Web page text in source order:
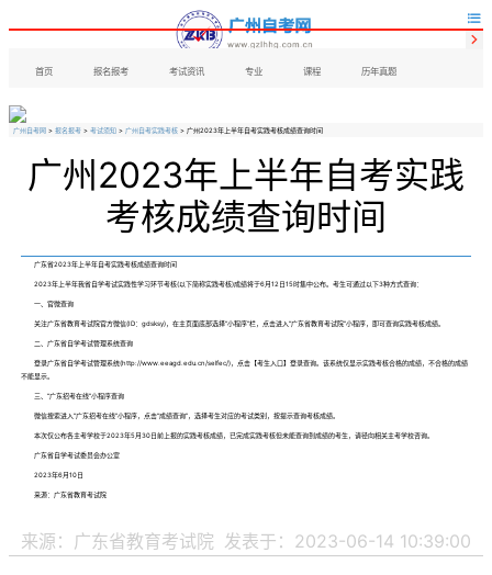

首页 报名报考 考试资讯 专业 课程 历年真题

广州自考网 > 报名报考 > 考试须知 > 广州自考实践考核 > 广州2023年上半年自考实践考核成绩查询时间
广州2023年上半年自考实践
考核成绩查询时间
广东省2023年上半年自考实践考核成绩查询时间
2023年上半年我省自学考试实践性学习环节考核(以下简称实践考核)成绩将于6月12日15时集中公布。考生可通过以下3种方式查询：
一、官微查询
关注广东省教育考试院官方微信(ID：gdsksy)，在主页面底部选择“小程序”栏，点击进入“广东省教育考试院”小程序，即可查询实践考核成绩。
二、广东省自学考试管理系统查询
登录广东省自学考试管理系统(http://www.eeagd.edu.cn/selfec/)，点击【考生入口】登录查询。该系统仅显示实践考核合格的成绩，不合格的成绩
不能显示。
三、“广东招考在线”小程序查询
微信搜索进入“广东招考在线”小程序，点击“成绩查询”，选择考生对应的考试类别，按提示查询考核成绩。
本次仅公布各主考学校于2023年5月30日前上报的实践考核成绩，已完成实践考核但未能查询到成绩的考生，请径向相关主考学校咨询。
广东省自学考试委员会办公室
2023年6月10日
来源：广东省教育考试院
来源：广东省教育考试院 发表于：2023-06-14 10:39:00